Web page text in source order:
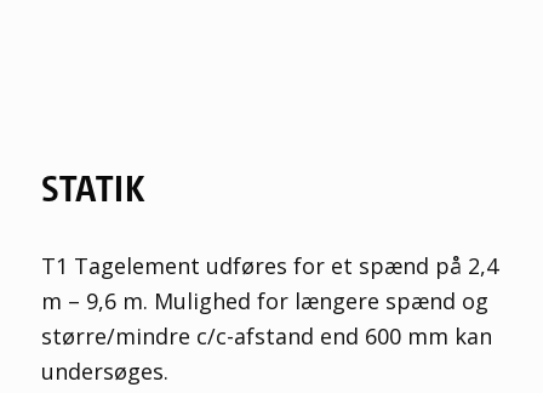
STATIK
T1 Tagelement udføres for et spænd på 2,4
m – 9,6 m. Mulighed for længere spænd og
større/mindre c/c-afstand end 600 mm kan
undersøges.